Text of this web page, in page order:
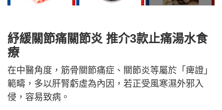
紓緩關節痛關節炎 推介3款止痛湯水食
療
在中醫角度，筋骨關節痛症、關節炎等屬於「痺證」
範疇，多以肝腎虧虛為內因，若正受風寒濕外邪入
侵，容易致病。